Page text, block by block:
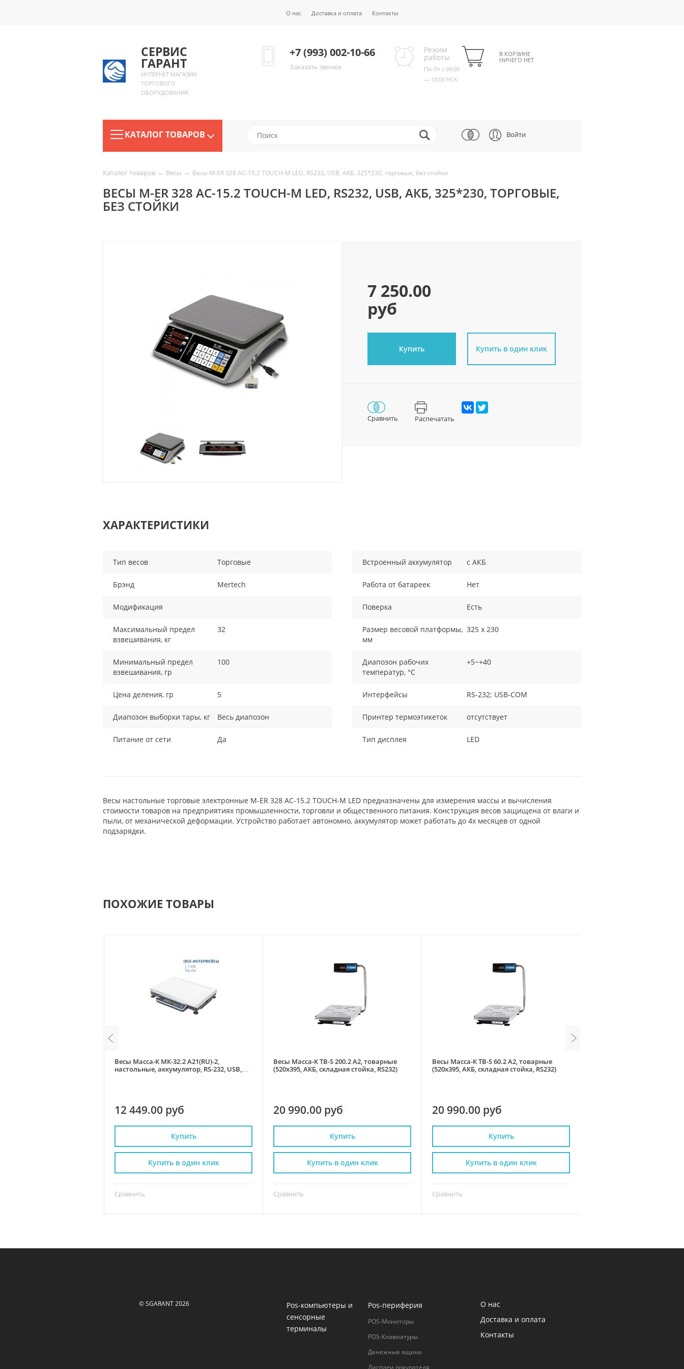
О нас Доставка и оплата Контакты
СЕРВИС
ГАРАНТ
ИНТЕРНЕТ МАГАЗИН
ТОРГОВОГО
ОБОРУДОВАНИЯ
+7 (993) 002-10-66
Заказать звонок
Режим
работы
Пн-Пт с 09:00
— 18:00 НСК
В КОРЗИНЕ
НИЧЕГО НЕТ
КАТАЛОГ ТОВАРОВ Войти
Каталог товаров → Весы → Весы M-ER 328 AC-15.2 TOUCH-M LED, RS232, USB, АКБ, 325*230, торговые, без стойки
ВЕСЫ M-ER 328 AC-15.2 TOUCH-M LED, RS232, USB, АКБ, 325*230, ТОРГОВЫЕ,
БЕЗ СТОЙКИ
7 250.00
руб
Купить Купить в один клик
Сравнить Распечатать
ХАРАКТЕРИСТИКИ
Тип весов Торговые
Брэнд Mertech
Модификация
Максимальный предел
взвешивания, кг
32
Минимальный предел
взвешивания, гр
100
Цена деления, гр 5
Диапозон выборки тары, кг Весь диапозон
Питание от сети Да
Встроенный аккумулятор с АКБ
Работа от батареек Нет
Поверка Есть
Размер весовой платформы,
мм
325 х 230
Диапозон рабочих
температур, °С
+5~+40
Интерфейсы RS-232; USB-COM
Принтер термоэтикеток отсутствует
Тип дисплея LED
Весы настольные торговые электронные M-ER 328 AC-15.2 TOUCH-M LED предназначены для измерения массы и вычисления
стоимости товаров на предприятиях промышленности, торговли и общественного питания. Конструкция весов защищена от влаги и
пыли, от механической деформации. Устройство работает автономно, аккумулятор может работать до 4х месяцев от одной
подзарядки.
ПОХОЖИЕ ТОВАРЫ
Весы Масса-К МК-32.2 А21(RU)-2,
настольные, аккумулятор, RS-232, USB,
12 449.00 руб
Купить
Сравнить
Купить в один клик
Весы Масса-К ТВ-S 200.2 А2, товарные
(520х395, АКБ, складная стойка, RS232)
20 990.00 руб
Купить
Сравнить
Купить в один клик
Весы Масса-К ТВ-S 60.2 А2, товарные
(520х395, АКБ, складная стойка, RS232)
20 990.00 руб
Купить
Сравнить
Купить в один клик
© SGARANT 2026
Pos-компьютеры и
сенсорные
терминалы
Pos-периферия
POS-Мониторы
POS-Клавиатуры
Денежные ящики
Дисплеи покупателя
О нас
Доставка и оплата
Контакты